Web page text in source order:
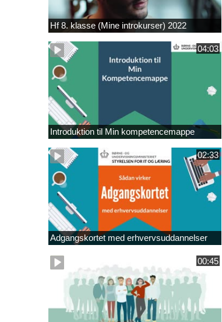
Hf 8. klasse (Mine introkurser) 2022
04:03
Introduktion til Min kompetencemappe
02:33
Adgangskortet med erhvervsuddannelser
00:45